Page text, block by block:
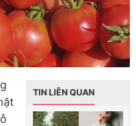
TIN LIÊN QUAN